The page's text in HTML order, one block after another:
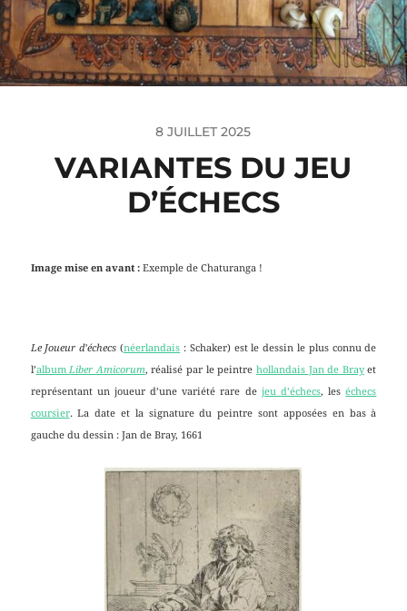
8 JUILLET 2025
VARIANTES DU JEU
D’ÉCHECS
Image mise en avant :Exemple de Chaturanga !
Le Joueur d’échecs (néerlandais : Schaker) est le dessin le plus connu de
l’albumLiber Amicorum, réalisé par le peintre hollandais Jan de Brayet
représentant un joueur d’une variété rare de jeu d’échecs, leséchecs
coursier. La date et la signature du peintre sont apposées en bas à
gauche du dessin : Jan de Bray, 1661